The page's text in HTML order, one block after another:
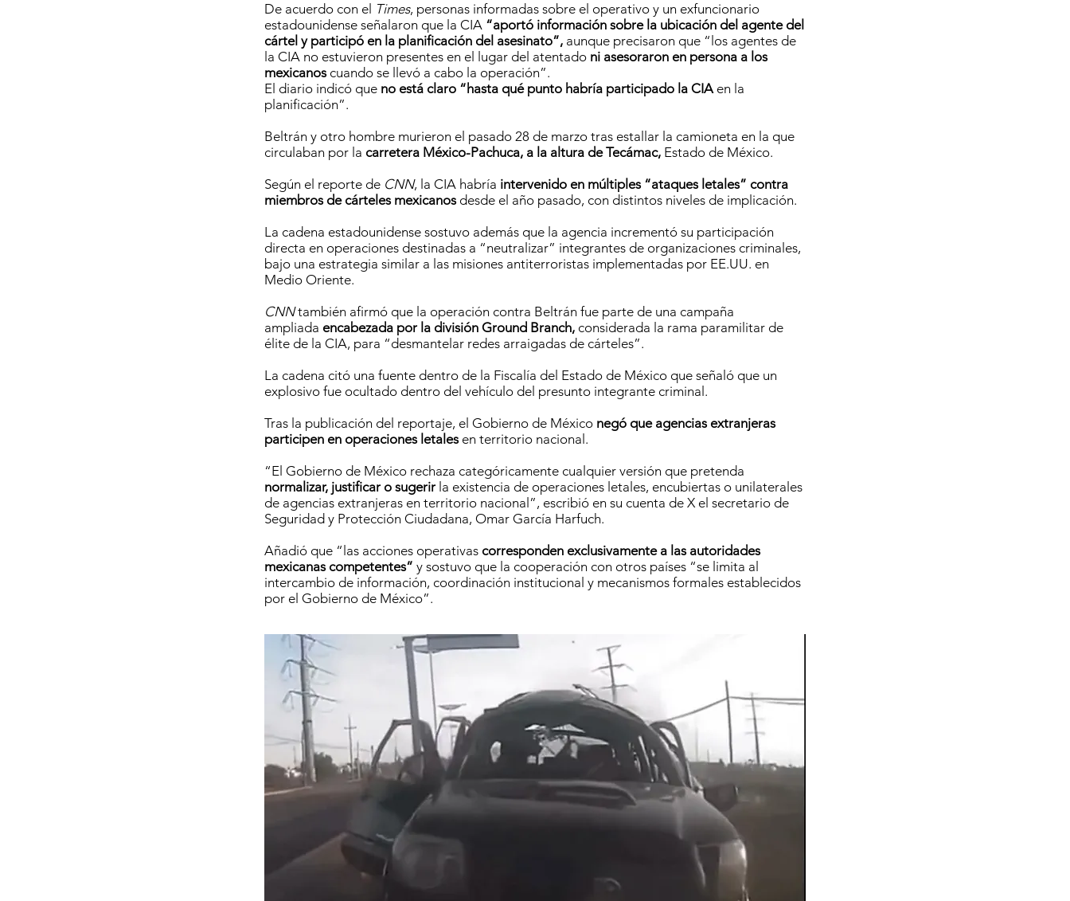
De acuerdo con el Times, personas informadas sobre el operativo y un exfuncionario
estadounidense señalaron que la CIA “aportó información sobre la ubicación del agente del
cártel y participó en la planificación del asesinato”, aunque precisaron que “los agentes de
la CIA no estuvieron presentes en el lugar del atentado ni asesoraron en persona a los
mexicanoscuando se llevó a cabo la operación”.
El diario indicó que no está claro “hasta qué punto habría participado la CIAen la
planificación”.
Beltrán y otro hombre murieron el pasado 28 de marzo tras estallar la camioneta en la que
circulaban por la carretera México-Pachuca, a la altura de Tecámac, Estado de México.
Según el reporte de CNN, la CIA habría intervenido en múltiples “ataques letales” contra
miembros de cárteles mexicanosdesde el año pasado, con distintos niveles de implicación.
La cadena estadounidense sostuvo además que la agencia incrementó su participación
directa en operaciones destinadas a “neutralizar” integrantes de organizaciones criminales,
bajo una estrategia similar a las misiones antiterroristas implementadas por EE.UU. en
Medio Oriente.
CNNtambién afirmó que la operación contra Beltrán fue parte de una campaña
ampliada encabezada por la división Ground Branch, considerada la rama paramilitar de
élite de la CIA, para “desmantelar redes arraigadas de cárteles”.
La cadena citó una fuente dentro de la Fiscalía del Estado de México que señaló que un
explosivo fue ocultado dentro del vehículo del presunto integrante criminal.
Tras la publicación del reportaje, el Gobierno de México negó que agencias extranjeras
participen en operaciones letalesen territorio nacional.
“El Gobierno de México rechaza categóricamente cualquier versión que pretenda
normalizar, justificar o sugerir la existencia de operaciones letales, encubiertas o unilaterales
de agencias extranjeras en territorio nacional”, escribió en su cuenta de X el secretario de
Seguridad y Protección Ciudadana, Omar García Harfuch.
Añadió que “las acciones operativas corresponden exclusivamente a las autoridades
mexicanas competentes” y sostuvo que la cooperación con otros países “se limita al
intercambio de información, coordinación institucional y mecanismos formales establecidos
por el Gobierno de México”.